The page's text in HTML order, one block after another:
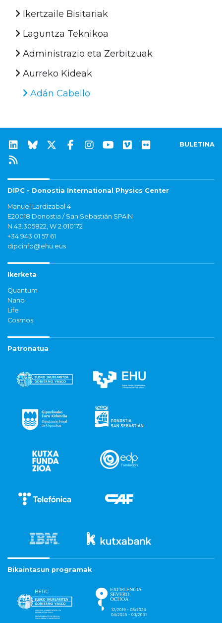
Ikertzaile Bisitariak
Laguntza Teknikoa
Administrazio eta Zerbitzuak
Aurreko Kideak
Adán Cabello
BULETINA
DIPC - Donostia International Physics Center
Manuel Lardizabal 4
E20018 Donostia / San Sebastián SPAIN
N 43.305822, W 2.010172
+34 943 01 57 61
dipcinfo@ehu.eus
Ikerketa
Quantum
Nano
Life
Cosmos
Patronatua
Bikaintasun programak